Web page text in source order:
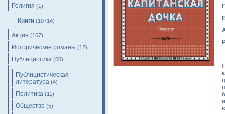
Религия (1)
Книги (10714)
Акция (167)
Исторические романы (12)
Публицистика (60)
Публицистическая
литература (4)
Политика (11)
Общество (5)